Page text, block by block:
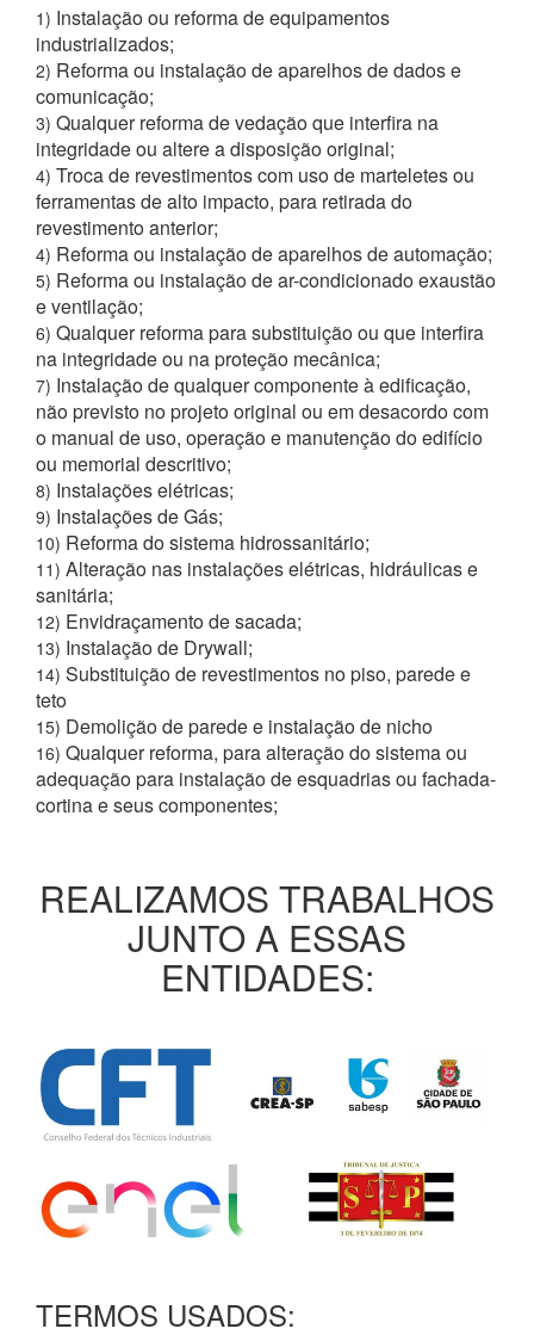
1) Instalação ou reforma de equipamentos
industrializados;
2) Reforma ou instalação de aparelhos de dados e
comunicação;
3) Qualquer reforma de vedação que interfira na
integridade ou altere a disposição original;
4) Troca de revestimentos com uso de marteletes ou
ferramentas de alto impacto, para retirada do
revestimento anterior;
4) Reforma ou instalação de aparelhos de automação;
5) Reforma ou instalação de ar-condicionado exaustão
e ventilação;
6) Qualquer reforma para substituição ou que interfira
na integridade ou na proteção mecânica;
7) Instalação de qualquer componente à edificação,
não previsto no projeto original ou em desacordo com
o manual de uso, operação e manutenção do edifício
ou memorial descritivo;
8) Instalações elétricas;
9) Instalações de Gás;
10) Reforma do sistema hidrossanitário;
11) Alteração nas instalações elétricas, hidráulicas e
sanitária;
12) Envidraçamento de sacada;
13) Instalação de Drywall;
14) Substituição de revestimentos no piso, parede e
teto
15) Demolição de parede e instalação de nicho
16) Qualquer reforma, para alteração do sistema ou
adequação para instalação de esquadrias ou fachada-
cortina e seus componentes;
REALIZAMOS TRABALHOS
JUNTO A ESSAS
ENTIDADES:
TERMOS USADOS: